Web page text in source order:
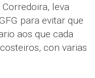
leva
para evitar que
aos que cada
con varias